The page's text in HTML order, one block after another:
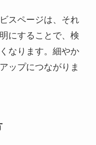
スページは、それ
にすることで、検
なります。細やか
ップにつながりま